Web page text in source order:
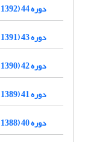
دوره 44 (1392)
دوره 43 (1391)
دوره 42 (1390)
دوره 41 (1389)
دوره 40 (1388)